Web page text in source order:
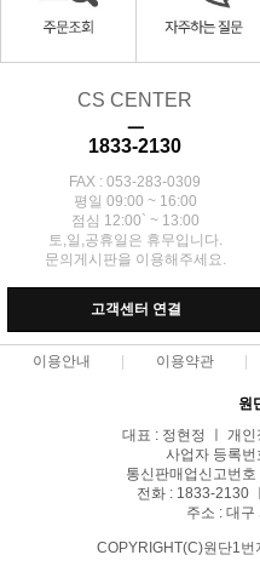
CS CENTER
ㅡ
1833-2130
FAX : 053-283-0309
평일 09:00 ~ 16:00
점심 12:00` ~ 13:00
토,일,공휴일은 휴무입니다.
문의게시판을 이용해주세요.
고객센터 연결
이용안내 이용약관
원
대표 : 정현정 ㅣ 개
사업자 등록
통신판매업신고번
전화 : 1833-2130
주소 : 대구
COPYRIGHT(C)원단1